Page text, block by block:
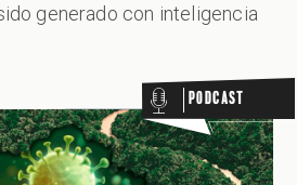
generado con inteligencia
Podcast